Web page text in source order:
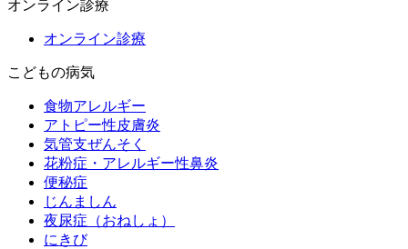
オンライン診療
オンライン診療
こどもの病気
食物アレルギー
アトピー性皮膚炎
気管支ぜんそく
花粉症・アレルギー性鼻炎
便秘症
じんましん
夜尿症（おねしょ）
にきび